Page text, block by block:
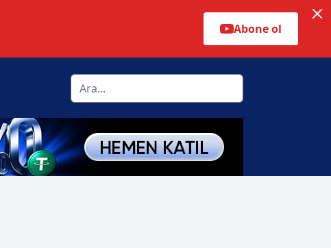
Abone ol